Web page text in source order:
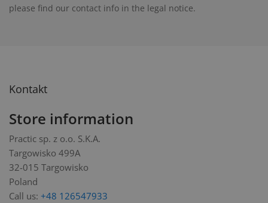
please find our contact info in the legal notice.
Kontakt
Store information
Practic sp. z o.o. S.K.A.
Targowisko 499A
32-015 Targowisko
Poland
Call us: +48 126547933